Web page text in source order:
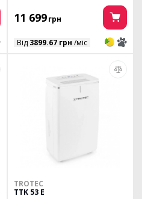
11 699грн
Від 3899.67 грн /міс 3 3
TROTEC
TTK 53 E